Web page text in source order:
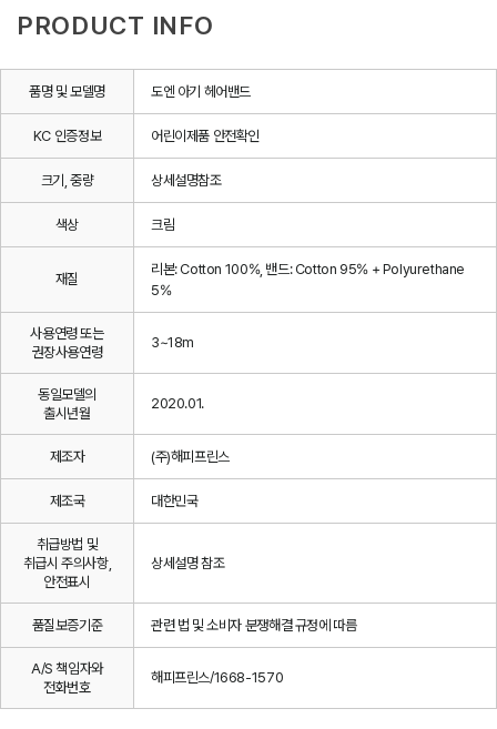
PRODUCT INFO
품명 및 모델명 도엔 아기 헤어밴드
KC 인증정보 어린이제품 안전확인
크기, 중량 상세설명참조
색상 크림
재질
리본: Cotton 100%, 밴드: Cotton 95% + Polyurethane
5%
사용연령 또는
권장사용연령
3~18m
동일모델의
출시년월
2020.01.
제조자 (주)해피프린스
제조국 대한민국
취급방법 및
취급시 주의사항,
안전표시
상세설명 참조
품질보증기준 관련 법 및 소비자 분쟁해결 규정에 따름
A/S 책임자와
전화번호
해피프린스/1668-1570